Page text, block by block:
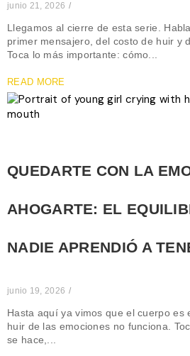
junio 21, 2026 /
Llegamos al cierre de esta serie.
primer mensajero, del costo de huir y
Toca lo más importante: cómo...
READ MORE
QUEDARTE CON LA
AHOGARTE: EL
NADIE APRENDIÓ A
junio 19, 2026 /
Hasta aquí ya vimos que el cuerpo es
huir de las emociones no funciona.
se hace,...